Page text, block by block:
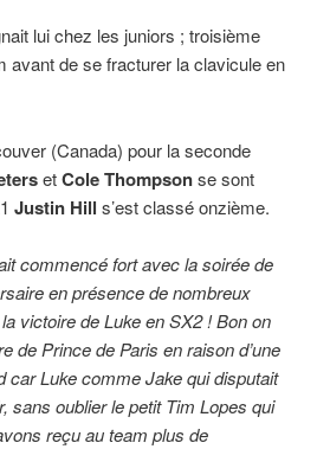
lui chez les juniors ; troisième
avant de se fracturer la clavicule en
(Canada) pour la seconde
etCole Thompsonse sont
Justin Hill s’est classé onzième.
commencé fort avec la soirée de
en présence de nombreux
victoire de Luke en SX2 ! Bon on
de Prince de Paris en raison d’une
car Luke comme Jake qui disputait
sans oublier le petit Tim Lopes qui
reçu au team plus de